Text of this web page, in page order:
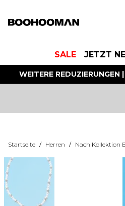
SALE JETZT
WEITERE
Startseite / Herren / Nach Kollektion